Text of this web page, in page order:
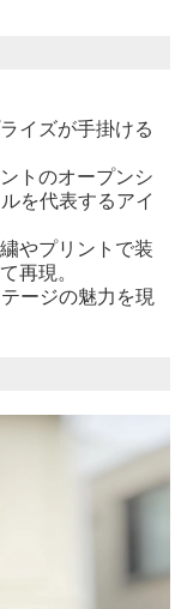
イズが手掛ける
トのオープンシ
を代表するアイ
やプリントで装
再現。
ージの魅力を現